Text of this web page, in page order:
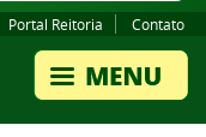
Portal Reitoria Contato